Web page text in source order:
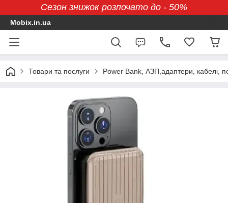
Сезон знижок розпочато до - 50%
Mobix.in.ua
Товари та послуги Power Bank, АЗП,адаптери, кабелі,